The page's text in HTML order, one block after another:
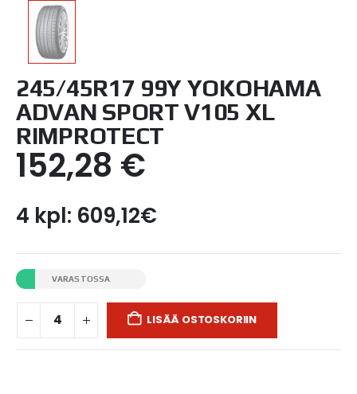
245/45R17 99Y YOKOHAMA
ADVAN SPORT V105 XL
RIMPROTECT
152,28 €
4 kpl: 609,12€
VARASTOSSA
LISÄÄ OSTOSKORIIN